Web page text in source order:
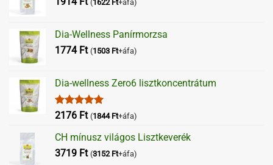
(1622 Ft+áfa)
Dia-Wellness Panírmorzsa
1774 Ft (1503 Ft+áfa)
Dia-wellness Zero6 lisztkoncentrátum
Értékelés:
2176 Ft (1844 Ft+áfa)
CH mínusz világos Lisztkeverék
3719 Ft (3152 Ft+áfa)